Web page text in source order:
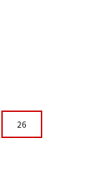
26